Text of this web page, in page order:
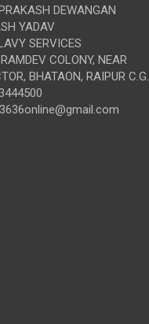
DEWANGAN
YADAV
SERVICES
COLONY, NEAR
BHATAON, RAIPUR C.G.